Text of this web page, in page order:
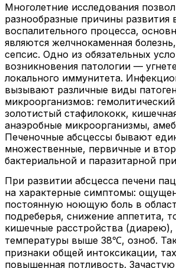
Многолетние исследования
разнообразные причины развития
воспалительного процесса,
являются желчнокаменная
сепсис. Одно из обязательных
возникновения патологии —
локального иммунитета.
вызывают различные виды
микроорганизмов:
золотистый стафилококк,
анаэробные микроорганизмы,
Печеночные абсцессы бывают
множественные, первичные и
бактериальной и паразитарной
При развитии абсцесса печени
на характерные симптомы:
постоянную ноющую боль в
подреберья, снижение аппетита,
кишечные расстройства
температуры выше 38℃, озноб.
признаки общей интоксикации,
повышенная потливость.